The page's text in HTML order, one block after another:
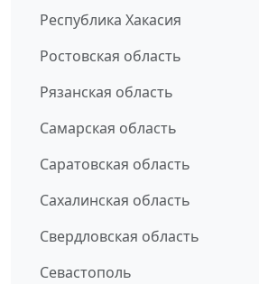
Республика Хакасия
Ростовская область
Рязанская область
Самарская область
Саратовская область
Сахалинская область
Свердловская область
Севастополь